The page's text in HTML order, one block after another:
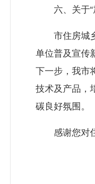
六、关于“
市住房城乡
单位普及宣传
下一步，我市
技术及产品，
碳良好氛围。
感谢您对住